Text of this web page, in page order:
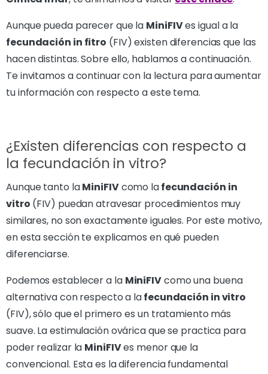
Aunque pueda parecer que la MiniFIVes igual a la
fecundación in fitro (FIV) existen diferencias que las
hacen distintas. Sobre ello, hablamos a continuación.
Te invitamos a continuar con la lectura para aumentar
tu información con respecto a este tema.
¿Existen diferencias con respecto a
la fecundación in vitro?
Aunque tanto laMiniFIVcomo lafecundación in
vitro (FIV) puedan atravesar procedimientos muy
similares, no son exactamente iguales. Por este motivo,
en esta sección te explicamos en qué pueden
diferenciarse.
Podemos establecer a la MiniFIVcomo una buena
alternativa con respecto a lafecundación in vitro
(FIV), sólo que el primero es un tratamiento más
suave. La estimulación ovárica que se practica para
poder realizar la MiniFIVes menor que la
convencional. Esta es la diferencia fundamental